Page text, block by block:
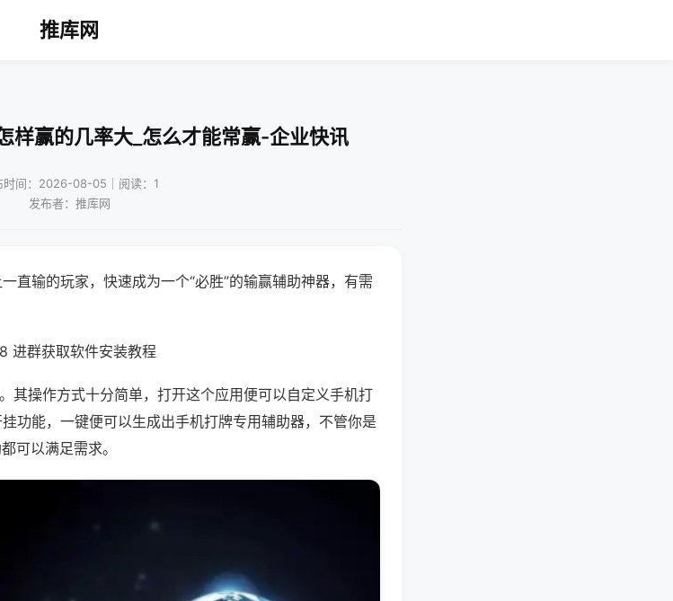
推库网
样赢的几率大_怎么才能常赢-企业快讯
时间：2026-08-05｜阅读：1
发布者：推库网
直输的玩家，快速成为一个“必胜”的输赢辅助神器，有需
进群获取软件安装教程
其操作方式十分简单，打开这个应用便可以自定义手机打
功能，一键便可以生成出手机打牌专用辅助器，不管你是
可以满足需求。